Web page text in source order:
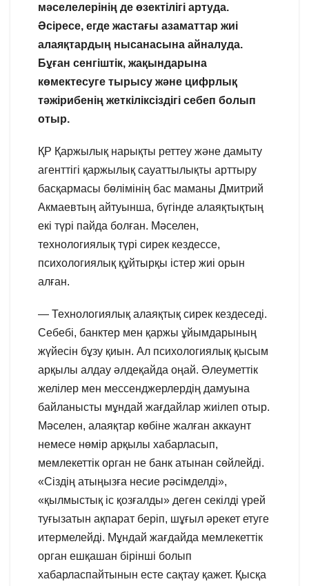
мәселелерінің де өзектілігі артуда.
Әсіресе, егде жастағы азаматтар жиі
алаяқтардың нысанасына айналуда.
Бұған сенгіштік, жақындарына
көмектесуге тырысу және цифрлық
тәжірибенің жеткіліксіздігі себеп болып
отыр.
ҚР Қаржылық нарықты реттеу және дамыту
агенттігі қаржылық сауаттылықты арттыру
басқармасы бөлімінің бас маманы Дмитрий
Акмаевтың айтуынша, бүгінде алаяқтықтың
екі түрі пайда болған. Мәселен,
технологиялық түрі сирек кездессе,
психологиялық құйтырқы істер жиі орын
алған.
— Технологиялық алаяқтық сирек кездеседі.
Себебі, банктер мен қаржы ұйымдарының
жүйесін бұзу қиын. Ал психологиялық қысым
арқылы алдау әлдеқайда оңай. Әлеуметтік
желілер мен мессенджерлердің дамуына
байланысты мұндай жағдайлар жиілеп отыр.
Мәселен, алаяқтар көбіне жалған аккаунт
немесе нөмір арқылы хабарласып,
мемлекеттік орган не банк атынан сөйлейді.
«Сіздің атыңызға несие рәсімделді»,
«қылмыстық іс қозғалды» деген секілді үрей
туғызатын ақпарат беріп, шұғыл әрекет етуге
итермелейді. Мұндай жағдайда мемлекеттік
орган ешқашан бірінші болып
хабарласпайтынын есте сақтау қажет. Қысқа